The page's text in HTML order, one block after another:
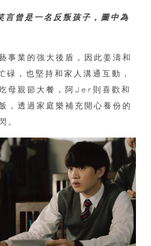
曾是一名反叛孩子，圖中為
事業的強大後盾，因此姜濤和
，也堅持和家人溝通互動，
母親節大餐，阿Jer則喜歡和
，透過家庭樂補充開心養份的
。